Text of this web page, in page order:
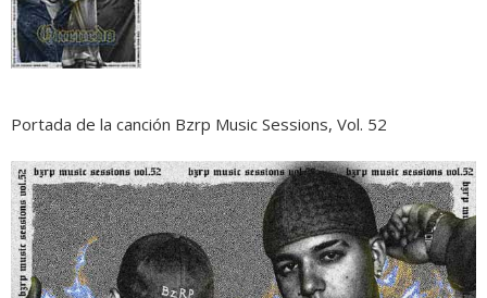
Portada de la canción Bzrp Music Sessions, Vol. 52